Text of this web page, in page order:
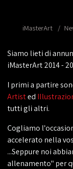
iMasterArt
Siamo lieti di
iMasterArt 2014 -
I primi a partire
Artisted
tutti gli altri.
Cogliamo
accelerato nella
...Seppure noi
allenamento" per